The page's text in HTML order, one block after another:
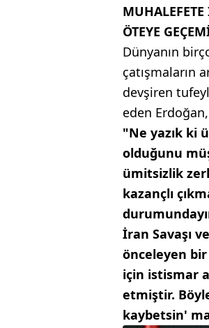
ÖTEYE
Dünyanın
çatışmaların
devşiren
eden
"Ne yazık ki
olduğunu
ümitsizlik
kazançlı
İran Savaşı
önceleyen
için istismar
etmiştir.
kaybetsin'